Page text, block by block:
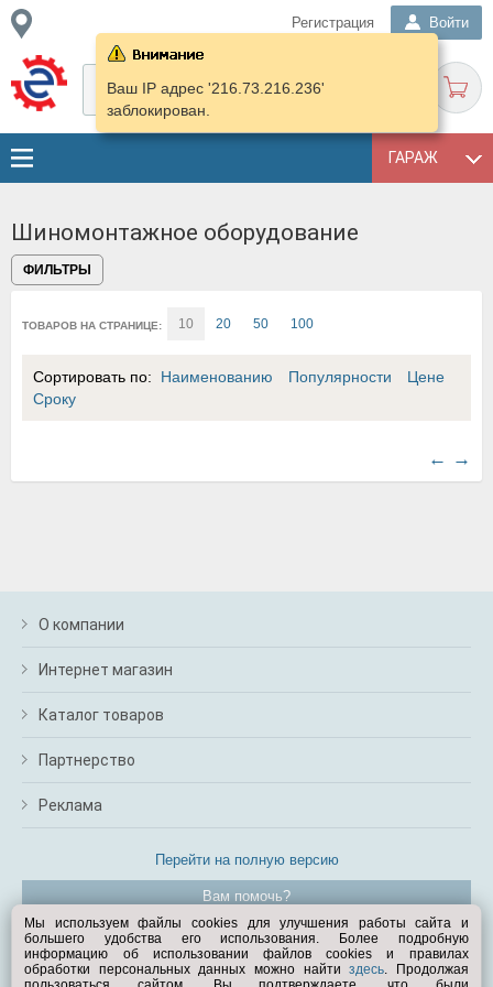
Регистрация Войти
ГАРАЖ
Ваш IP адрес '216.73.216.236'
заблокирован.
Шиномонтажное оборудование
ФИЛЬТРЫ
ТОВАРОВ НА СТРАНИЦЕ: 10 20 50 100
Сортировать по: Наименованию Популярности
Цене
Сроку
← →
О компании
Интернет магазин
Каталог товаров
Партнерство
Реклама
Перейти на полную версию
Вам помочь?
© Exist.ru 1998—2026
Мы используем файлы cookies для улучшения работы сайта и
большего удобства его использования. Более подробную
информацию об использовании файлов cookies и правилах
обработки персональных данных можно найтиздесь. Продолжая